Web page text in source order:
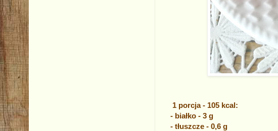
1 porcja - 105 kcal:
- białko - 3 g
- tłuszcze - 0,6 g